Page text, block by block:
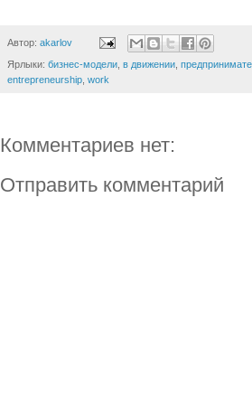
Автор: akarlov
Ярлыки: бизнес-модели в движении
entrepreneurship work
Комментариев нет:
Отправить комментарий